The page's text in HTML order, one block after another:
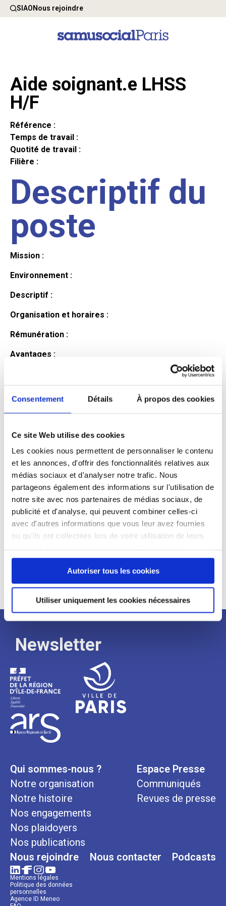
Consentement Détails À propos des cookies
Ce site Web utilise des cookies
Les cookies nous permettent de personnaliser le contenu
et les annonces, d'offrir des fonctionnalités relatives aux
médias sociaux et d'analyser notre trafic. Nous
partageons également des informations sur l'utilisation de
notre site avec nos partenaires de médias sociaux, de
publicité et d'analyse, qui peuvent combiner celles-ci
avec d'autres informations que vous leur avez fournies
ou qu'ils ont collectées lors de votre utilisation de leurs
continuez à utiliser notre site Web.
Autoriser tous les cookies
Utiliser uniquement les cookies nécessaires
SIAONous rejoindre
Aide soignant.e LHSS
H/F
Référence :
Temps de travail :
Quotité de travail :
Filière :
Descriptif du
poste
Mission :
Environnement :
Descriptif :
Organisation et horaires :
Rémunération :
Avantages :
Profil du
candidat
Qualifications et diplômes :
Profil recherché :
Expérience :
Processus
de
recrutement
Newsletter
Qui sommes-nous ?
Notre organisation
Notre histoire
Nos engagements
Nos plaidoyers
Nos publications
Espace Presse
Communiqués
Revues de presse
Nous rejoindre Nous contacter Podcasts
Mentions légales
Politique des données
personnelles
Agence ID Meneo